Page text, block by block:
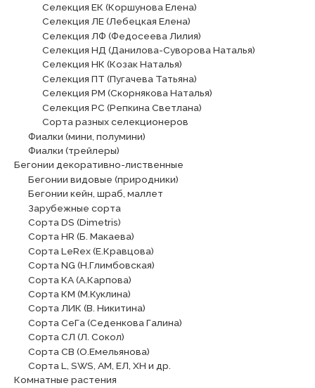
Селекция ЕК (Коршунова Елена)
Селекция ЛЕ (Лебецкая Елена)
Селекция ЛФ (Федосеева Лилия)
Селекция НД (Данилова-Суворова Наталья)
Селекция НК (Козак Наталья)
Селекция ПТ (Пугачева Татьяна)
Селекция РМ (Скорнякова Наталья)
Селекция РС (Репкина Светлана)
Сорта разных селекционеров
Фиалки (мини, полумини)
Фиалки (трейлеры)
Бегонии декоративно-лиственные
Бегонии видовые (природники)
Бегонии кейн, шраб, маллет
Зарубежные сорта
Сорта DS (Dimetris)
Сорта HR (Б. Макаева)
Сорта LeRex (Е.Кравцова)
Сорта NG (Н.Глимбовская)
Сорта КА (А.Карпова)
Сорта КМ (М.Куклина)
Сорта ЛИК (В. Никитина)
Сорта СеГа (Седенкова Галина)
Сорта СЛ (Л. Сокол)
Сорта СВ (О.Емельянова)
Сорта L, SWS, АМ, ЕЛ, ХН и др.
Комнатные растения